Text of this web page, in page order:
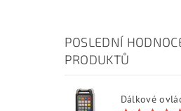
POSLEDNÍ
PRODUKTŮ